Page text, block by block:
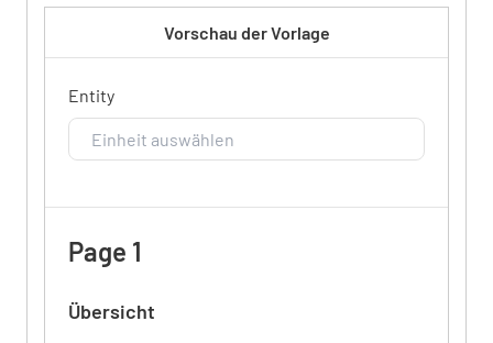
Vorschau der Vorlage
Entity
Page 1
Übersicht